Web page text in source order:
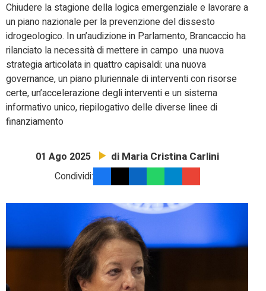
Chiudere la stagione della logica emergenziale e lavorare a
un piano nazionale per la prevenzione del dissesto
idrogeologico. In un’audizione in Parlamento, Brancaccio ha
rilanciato la necessità di mettere in campo una nuova
strategia articolata in quattro capisaldi: una nuova
governance, un piano pluriennale di interventi con risorse
certe, un’accelerazione degli interventi e un sistema
informativo unico, riepilogativo delle diverse linee di
finanziamento
01 Ago 2025 di Maria Cristina Carlini
Condividi: